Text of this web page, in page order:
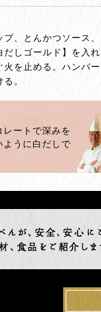
プ、とんかつソース
だしゴールド】を入
火を止める。ハンバ
。
レートで深みを
ように白だしで